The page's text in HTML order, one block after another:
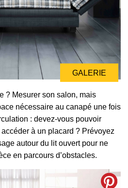
GALERIE
? Mesurer son salon, mais
nécessaire au canapé une fois
: devez-vous pouvoir
à un placard ? Prévoyez
autour du lit ouvert pour ne
en parcours d’obstacles.